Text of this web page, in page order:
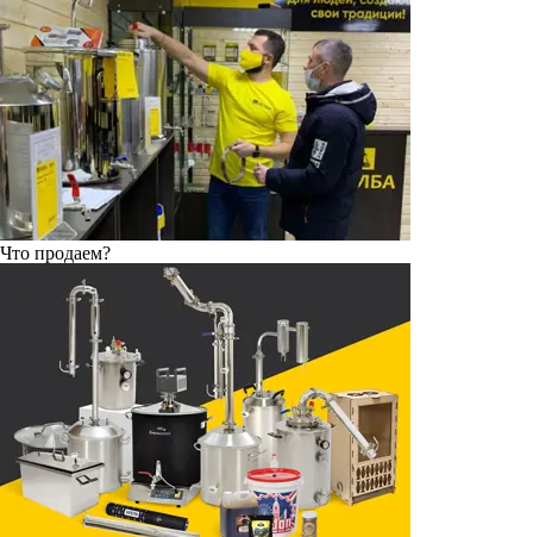
Что продаем?